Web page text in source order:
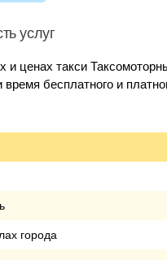
услуг
ценах такси
время бесплатного и
города